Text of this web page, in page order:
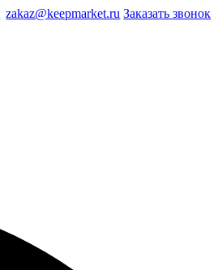
zakaz@keepmarket.ru Заказать звонок